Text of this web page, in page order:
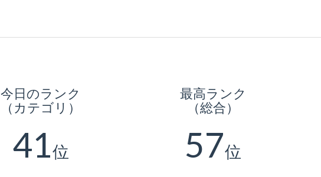
今日のランク
（カテゴリ）
41位
最高ランク
（総合）
57位